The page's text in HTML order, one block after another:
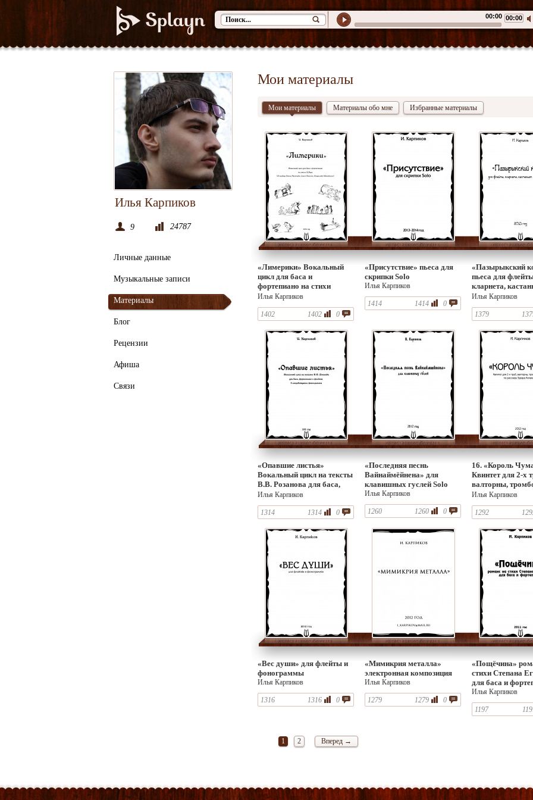
00:00 00:00
Илья Карпиков
9 24787
Личные данные
Музыкальные записи
Материалы
Блог
Рецензии
Афиша
Связи
Мои материалы
Мои материалы Материалы обо мне Избранные материалы
«Лимерики» Вокальный
цикл для баса и
фортепиано на стихи
Э.Лира (В переводе
Б.Архипцева, С.Шоргина,
В.Ковалевского)
Илья Карпиков
1402 0
1402
«Присутствие» пьеса для
скрипки Solo
Илья Карпиков
1414 0
1414
«Пазырыкский
пьеса для
кларнета,
треугольника
Илья Карпиков
1379
«Опавшие листья»
Вокальный цикл на тексты
В.В. Розанова для баса,
фортепиано и флейты в
сопровождении
фонограммы
Илья Карпиков
1314 0
1314
«Последняя песнь
Вайнаймёйнена» для
клавишных гуслей Solo
Илья Карпиков
1260 0
1260
16. «Король
Квинтет для 2-х
валторны,
тубы по рассказу
Аллана По (
«Весёлый
и свита •Финал)
Илья Карпиков
1292
«Вес души» для флейты и
фонограммы
Илья Карпиков
1316 0
1316
«Мимикрия металла»
электронная композиция
Илья Карпиков
1279 0
1279
«Пощёчина»
стихи Степана
для баса и
Илья Карпиков
1197
1 2 Вперед →